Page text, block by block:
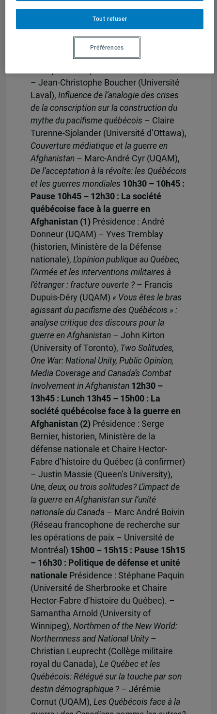
Canadiens en politique étrangère et en
Présidence : Alex Macleod
(directeur du CEPES) – Béatrice Richard
(Collège militaire royal du Canada),
faut sauver le soldat Tremblay : Réflexions
– Jean-Christophe Boucher (Université
Laval), Influence de l’analogie des crises
de la conscription sur la construction du
mythe du pacifisme québécois – Claire
Turenne-Sjolander (Université d’Ottawa),
Couverture médiatique et la guerre en
Afghanistan– Marc-André Cyr (UQAM),
De l’acceptation à la révolte: les Québécois
et les guerres mondiales 10h30 – 10h45 :
Pause 10h45 – 12h30 : La société
québécoise face à la guerre en
Afghanistan (1)Présidence : André
Donneur (UQAM) – Yves Tremblay
(historien, Ministère de la Défense
nationale), L’opinion publique au Québec,
l’Armée et les interventions militaires à
l’étranger : fracture ouverte ?– Francis
Dupuis-Déry (UQAM) « Vous êtes le bras
agissant du pacifisme des Québécois » :
analyse critique des discours pour la
guerre en Afghanistan– John Kirton
(University of Toronto), Two Solitudes,
One War: National Unity, Public Opinion,
Media Coverage and Canada’s Combat
Involvement in Afghanistan 12h30 –
13h45 : Lunch 13h45 – 15h00 : La
société québécoise face à la guerre en
Afghanistan (2)Présidence : Serge
Bernier, historien, Ministère de la
défense nationale et Chaire Hector-
Fabre d’histoire du Québec (à confirmer)
– Justin Massie (Queen’s University),
Une, deux, ou trois solitudes? L’impact de
la guerre en Afghanistan sur l’unité
nationale du Canada – Marc André Boivin
(Réseau francophone de recherche sur
les opérations de paix – Université de
Montréal) 15h00 – 15h15 : Pause 15h15
– 16h30 : Politique de défense et unité
nationalePrésidence : Stéphane Paquin
(Université de Sherbrooke et Chaire
Hector-Fabre d’histoire du Québec). –
Samantha Arnold (University of
Winnipeg), Northmen of the New World:
Northernness and National Unity–
Christian Leuprecht (Collège militaire
royal du Canada), Le Québec et les
Québécois: Rélégué sur la touche par son
destin démographique ?– Jérémie
Cornut (UQAM), Les Québécois face à la
Tout refuser
Préférences